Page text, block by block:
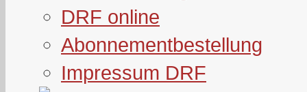
DRF online
Abonnementbestellung
Impressum DRF